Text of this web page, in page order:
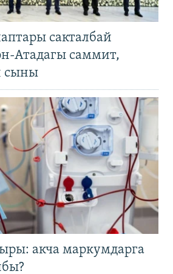
сакталбай
Атадагы саммит,
сыны
акча маркумдарга